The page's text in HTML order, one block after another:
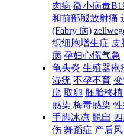
肉病 微小病毒
和前部腿放射痛
(Fabry 病)
织细胞增生症 皮
病 孕妇心慌气急
龟头炎 生殖器疱
湿疣 不孕不育
疣 取卵 胚胎移植
感染 梅毒感染
手脚冰凉 脱臼
伤 舞蹈症 产后风